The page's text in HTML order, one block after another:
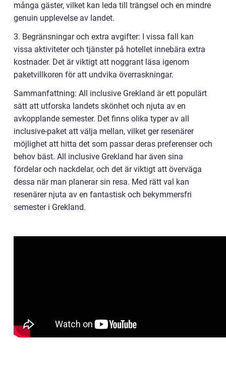
många gäster, vilket kan leda till trängsel och en mindre
genuin upplevelse av landet.
3. Begränsningar och extra avgifter: I vissa fall kan
vissa aktiviteter och tjänster på hotellet innebära extra
kostnader. Det är viktigt att noggrant läsa igenom
paketvillkoren för att undvika överraskningar.
Sammanfattning: All inclusive Grekland är ett populärt
sätt att utforska landets skönhet och njuta av en
avkopplande semester. Det finns olika typer av all
inclusive-paket att välja mellan, vilket ger resenärer
möjlighet att hitta det som passar deras preferenser och
behov bäst. All inclusive Grekland har även sina
fördelar och nackdelar, och det är viktigt att överväga
dessa när man planerar sin resa. Med rätt val kan
resenärer njuta av en fantastisk och bekymmersfri
semester i Grekland.